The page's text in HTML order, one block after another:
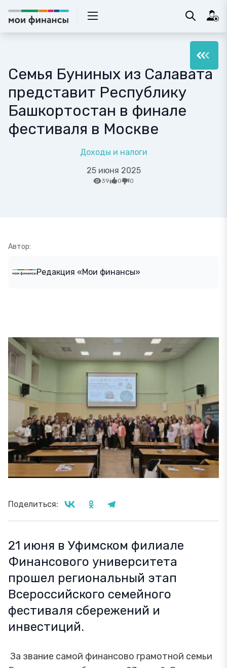
Семья Буниных из Салавата
представит Республику
Башкортостан в финале
фестиваля в Москве
Доходы и налоги
25 июня 2025
39 0 0
Автор:
Редакция «Мои финансы»
Поделиться:
21 июня в Уфимском филиале
Финансового университета
прошел региональный этап
Всероссийского семейного
фестиваля сбережений и
инвестиций.
За звание самой финансово грамотной семьи